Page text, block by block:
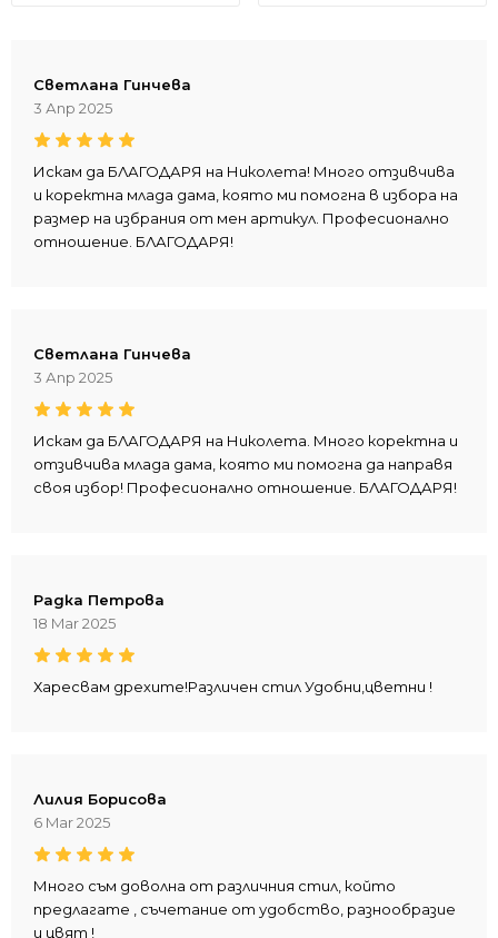
Светлана Гинчева
3 Апр 2025
Искам да БЛАГОДАРЯ на Николета! Много отзивчива
и коректна млада дама, която ми помогна в избора на
размер на избрания от мен артикул. Професионално
отношение. БЛАГОДАРЯ!
Светлана Гинчева
3 Апр 2025
Искам да БЛАГОДАРЯ на Николета. Много коректна и
отзивчива млада дама, която ми помогна да направя
своя избор! Професионално отношение. БЛАГОДАРЯ!
Радка Петрова
18 Mar 2025
Харесвам дрехите!Различен стил Удобни,цветни !
Лилия Борисова
6 Mar 2025
Много съм доволна от различния стил, който
предлагате , съчетание от удобство, разнообразие
и цвят !